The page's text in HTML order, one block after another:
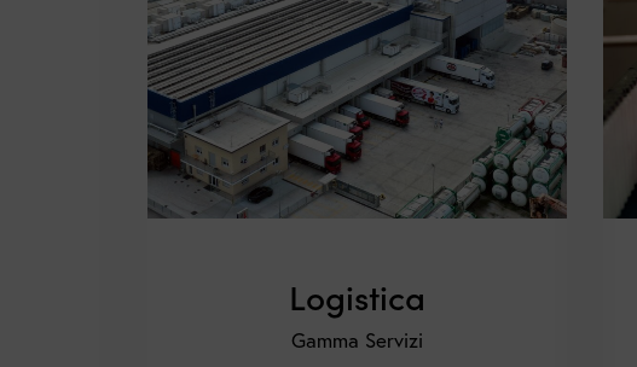
Logistica
Gamma Servizi